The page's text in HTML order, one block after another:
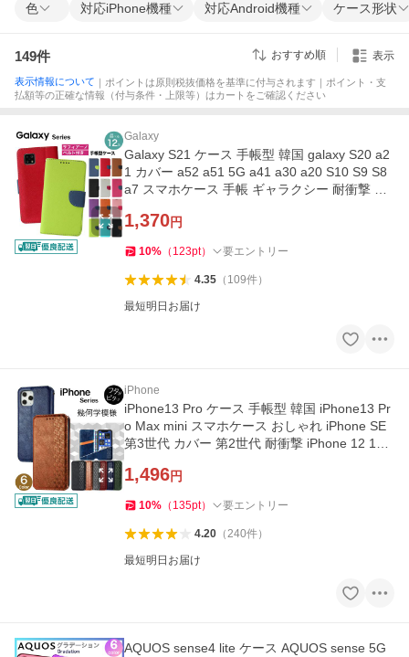
色 対応iPhone機種 対応Android機種 ケース形状
149件 おすすめ順 表示
表示情報について ｜ポイントは原則税抜価格を基準に付与されます｜ポイント・支
払額等の正確な情報（付与条件・上限等）はカートをご確認ください
Galaxy
Galaxy S21 ケース 手帳型 韓国 galaxy S20 a2
1 カバー a52 a51 5G a41 a30 a20 S10 S9 S8
a7 スマホケース 手帳 ギャラクシー 耐衝撃 ベ
1,370円
10% （ 123pt） 要エントリー
4.35（ 109件）
最短明日お届け
iPhone
iPhone13 Pro ケース 手帳型 韓国 iPhone13 Pr
o Max mini スマホケース おしゃれ iPhone SE
第3世代 カバー 第2世代 耐衝撃 iPhone 12 11
1,496円
10% （ 135pt） 要エントリー
4.20（240件）
最短明日お届け
AQUOS sense4 lite ケース AQUOS sense 5G